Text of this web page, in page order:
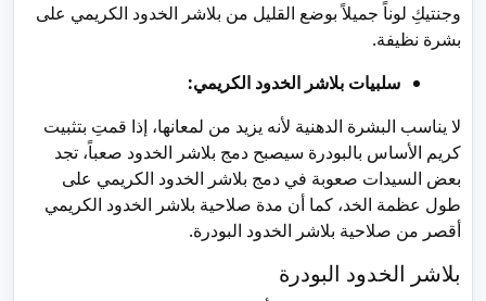
وجنتيكِ لوناً جميلاً بوضع القليل من بلاشر الخدود الكريمي على
بشرة نظيفة.
سلبيات بلاشر الخدود الكريمي:
لا يناسب البشرة الدهنية لأنه يزيد من لمعانها، إذا قمتِ بتثبيت
كريم الأساس بالبودرة سيصبح دمج بلاشر الخدود صعباً، تجد
بعض السيدات صعوبة في دمج بلاشر الخدود الكريمي على
طول عظمة الخد، كما أن مدة صلاحية بلاشر الخدود الكريمي
أقصر من صلاحية بلاشر الخدود البودرة.
بلاشر الخدود البودرة